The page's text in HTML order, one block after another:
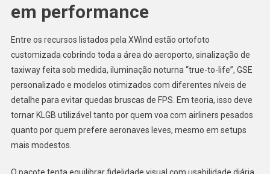
em performance
Entre os recursos listados pela XWind estão ortofoto
customizada cobrindo toda a área do aeroporto, sinalização de
taxiway feita sob medida, iluminação noturna “true-to-life”, GSE
personalizado e modelos otimizados com diferentes níveis de
detalhe para evitar quedas bruscas de FPS. Em teoria, isso deve
tornar KLGB utilizável tanto por quem voa com airliners pesados
quanto por quem prefere aeronaves leves, mesmo em setups
mais modestos.